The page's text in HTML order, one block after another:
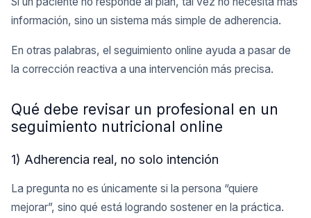
información, sino un sistema más simple de adherencia.
En otras palabras, el seguimiento online ayuda a pasar de
la corrección reactiva a una intervención más precisa.
Qué debe revisar un profesional en un
seguimiento nutricional online
1) Adherencia real, no solo intención
La pregunta no es únicamente si la persona “quiere
mejorar”, sino qué está logrando sostener en la práctica.